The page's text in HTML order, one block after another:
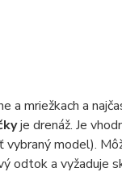
a mriežkach a
je drenáž. Je
vybraný model).
odtok a vyžaduje